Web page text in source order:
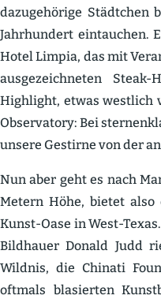
dazuge­hörige Städtchen
Jahrhundert eintauchen.
Hotel Limpia, das mit
ausge­zeich­neten
Highlight, etwas westlich
Obser­vatory: Bei
unsere Gestirne von der
Nun aber geht es nach
Metern Höhe, bietet
Kunst-Oase in West-
Bildhauer Donald Judd
Wildnis, die Chinati
oftmals blasierten